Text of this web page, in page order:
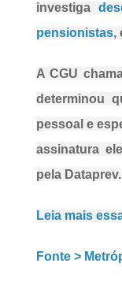
investiga
pensionistas,
A CGU
determinou
pessoal e
assinatura
pela Dataprev.
Leia mais
Fonte >